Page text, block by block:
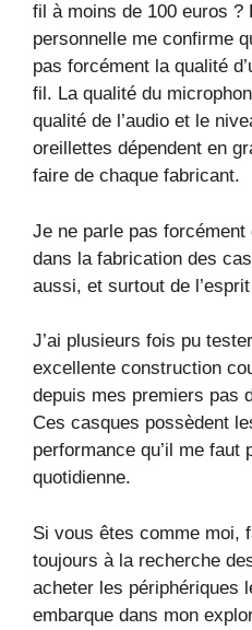
fil à moins de 100 euros ?
personnelle me confirme
pas forcément la qualité
fil. La qualité du
qualité de l’audio et le
oreillettes dépendent en
faire de chaque fabricant.
Je ne parle pas forcément
dans la fabrication des
aussi, et surtout de l’esprit
J’ai plusieurs fois pu
excellente construction
depuis mes premiers pas
Ces casques possèdent
performance qu’il me faut
quotidienne.
Si vous êtes comme moi,
toujours à la recherche
acheter les périphériques
embarque dans mon